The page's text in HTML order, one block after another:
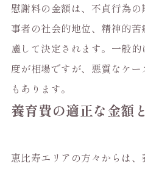
慰謝料の金額は、不貞行為
事者の社会的地位、精神的
慮して決定されます。一般
度が相場ですが、悪質なケ
もあります。
養育費の適正な金額
恵比寿エリアの方々からは